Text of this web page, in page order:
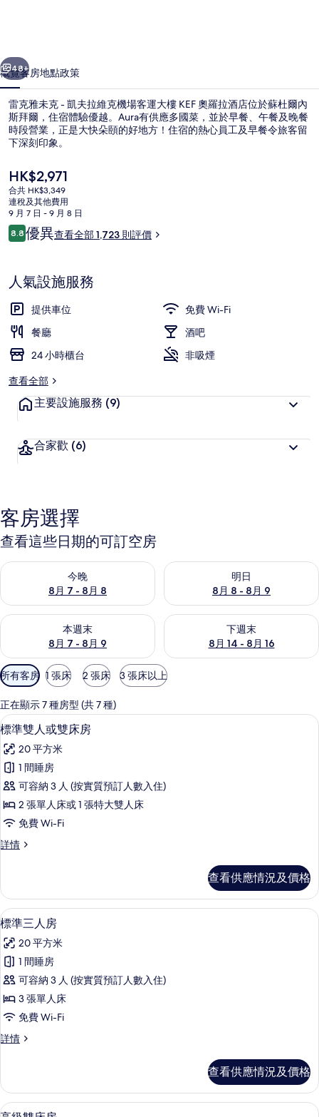
夫
拉
維
克
場
客
運
大
樓
KEF
奧
羅
拉
酒
個 下一個
48+
概覽客房地點政策
雷克雅未克 - 凱夫拉維克機場客運大樓 KEF 奧羅拉酒店位於蘇杜爾內
斯拜爾，住宿體驗優越。Aura有供應多國菜，並於早餐、午餐及晚餐
時段營業，正是大快朵頤的好地方！住宿的熱心員工及早餐令旅客留
下深刻印象。
現
價
HK$2,971
HK$2,971
合共 HK$3,349
連稅及其他費用
9 月 7 日 - 9 月 8 日
評
價
8.88.8 分，滿分 10 分，
優異查看全部 1,723 則評價
人氣設施服務
提供車位
免費 Wi-Fi
餐廳
酒吧
24 小時櫃台
非吸煙
查看全部
主要設施服務 (9)
合家歡 (6)
客房選擇
查看這些日期的可訂空房
今晚
8月 7 - 8月 8
查看今晚 8月 7 - 8月 8的可訂空房
明日
8月 8 - 8月 9
查看明日 8月 8 - 8月 9的可訂
本週末
8月 7 - 8月 9
查看本週末 8月 7 - 8月 9的可訂空房
下週末
8月 14 - 8月 16
查看下週末 8月 14 - 8月 16的
可
用
嘅
客
房
篩
選
條
所有客房 1 張床 2 張床 3 張床以上
正在顯示 7 種房型 (共 7 種)
載
入
所
有
標
準
人
雙
床
房
的
相
片
標準雙人或雙床房 | 書桌、手提電腦
14
標準雙人或雙床房
20 平方米
1 間睡房
可容納 3 人 (按實質預訂人數入住)
2 張單人床或 1 張特大雙人床
免費 Wi-Fi
詳情
標
或
雙
床
詳
情
查看供應情況及價格
載
入
所
有
標
準
人
的
相
標準三人房 | 書桌、手提電腦工作空
8
標準三人房
20 平方米
1 間睡房
可容納 3 人 (按實質預訂人數入住)
3 張單人床
免費 Wi-Fi
詳情
標
房
詳
查看供應情況及價格
載
高級雙床房 | 書桌、手提電腦工作空